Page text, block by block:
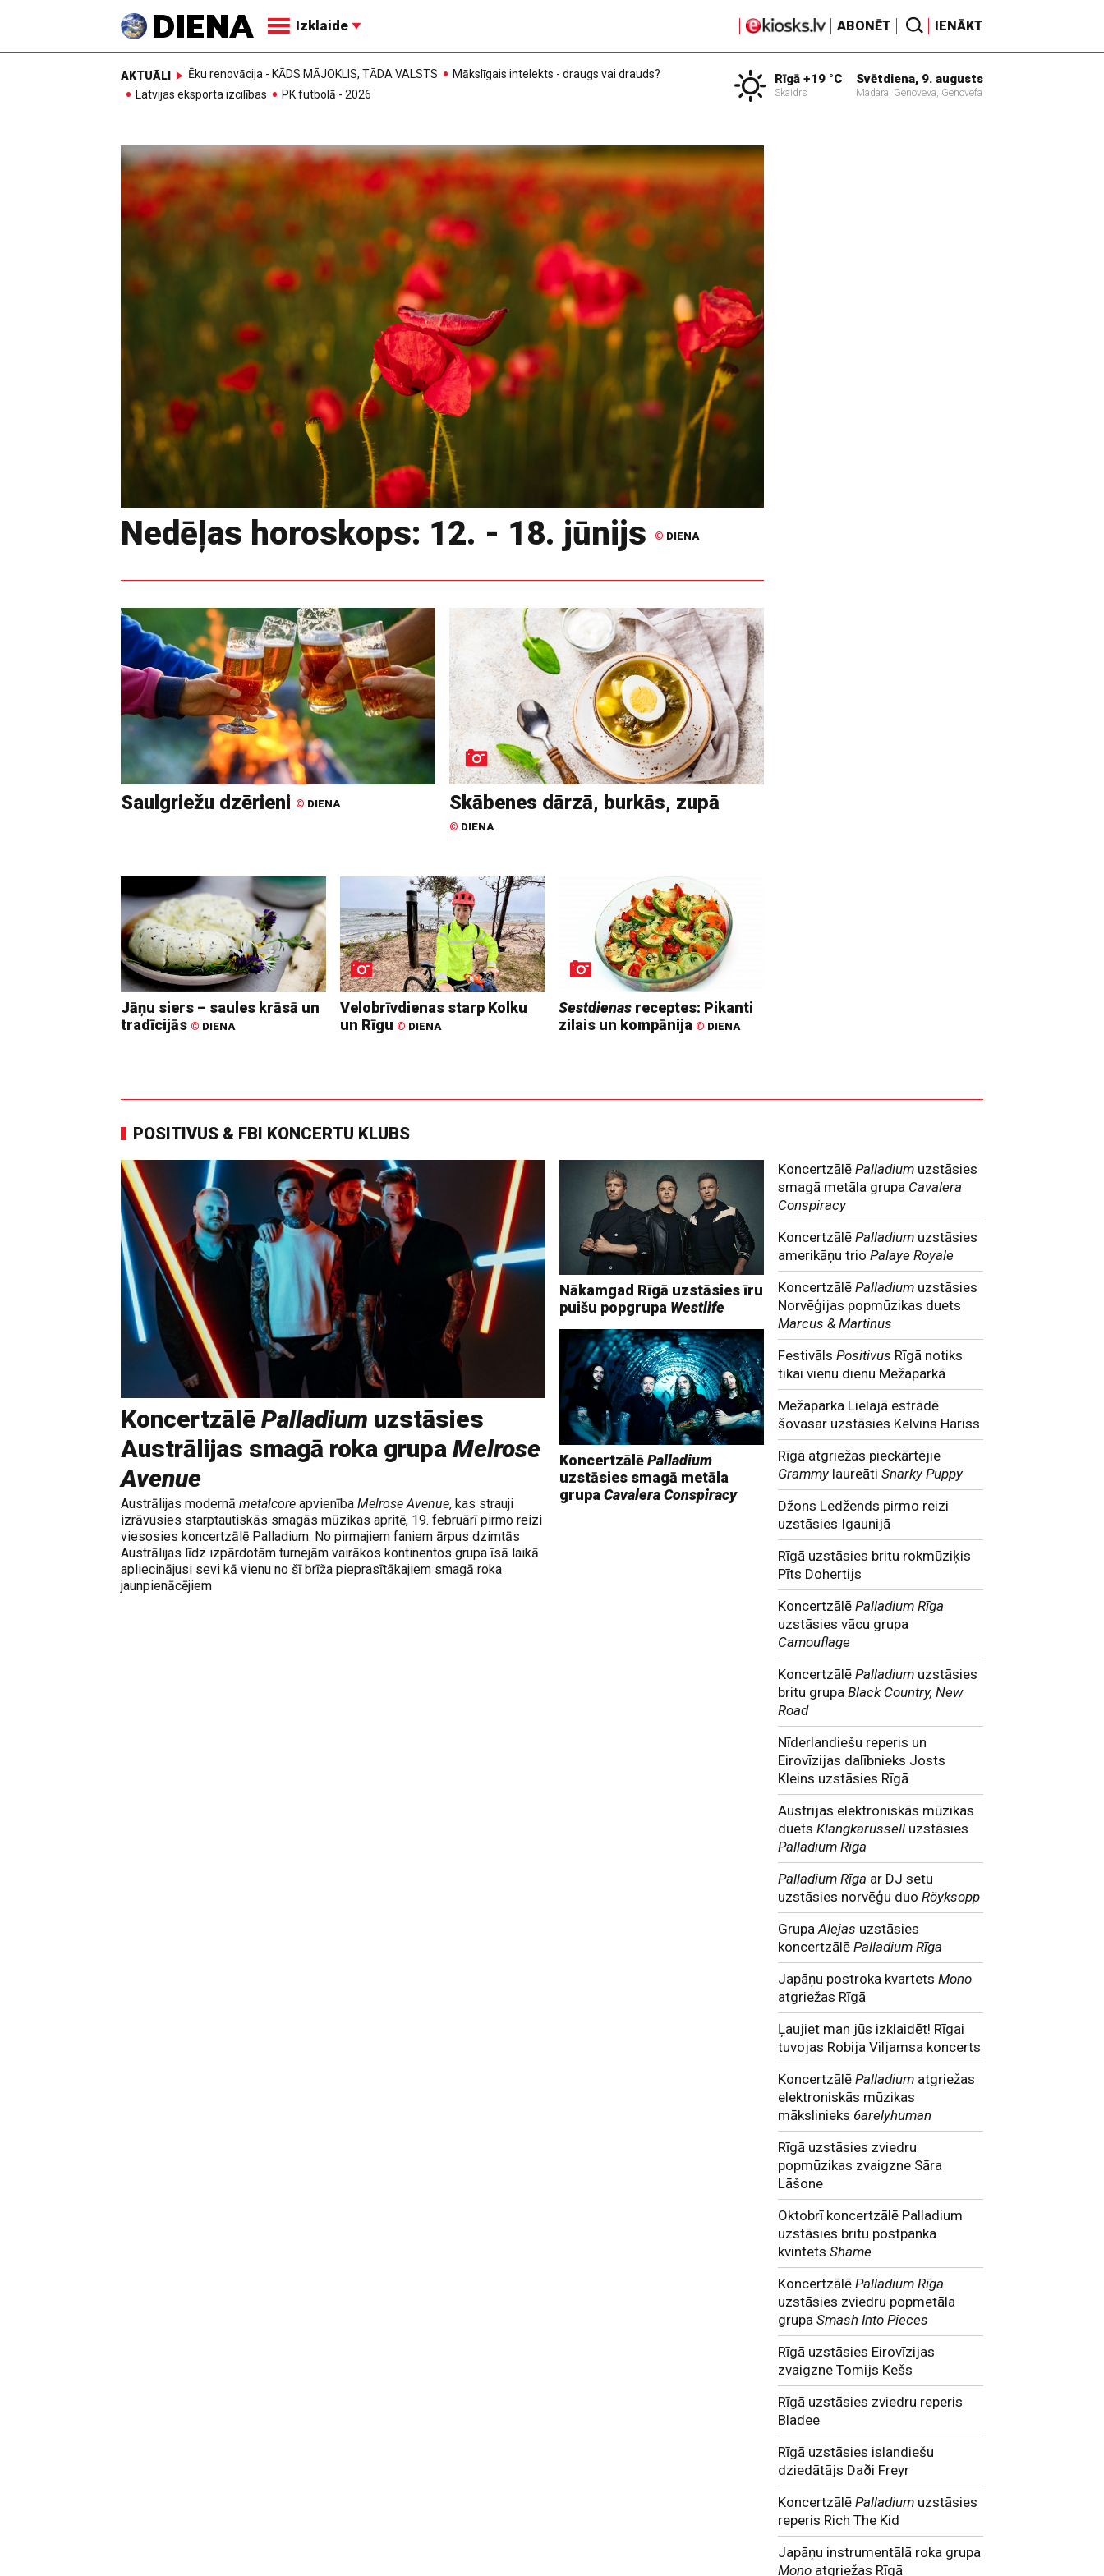
Izklaide ABONĒT IENĀKT
AKTUĀLI Ēku renovācija - KĀDS MĀJOKLIS, TĀDA VALSTS
Mākslīgais intelekts - draugs vai drauds?
Latvijas eksporta izcilības
PK futbolā - 2026
Rīgā +19 °C
Skaidrs
Svētdiena, 9. augusts
Madara, Genoveva, Genovefa
Nedēļas horoskops: 12. - 18. jūnijs © DIENA
Saulgriežu dzērieni © DIENA Skābenes dārzā, burkās, zupā
© DIENA
Jāņu siers – saules krāsā un
tradīcijās © DIENA
Velobrīvdienas starp Kolku
un Rīgu © DIENA
Sestdienas receptes: Pikanti
zilais un kompānija © DIENA
POSITIVUS & FBI KONCERTU KLUBS
Koncertzālē Palladium uzstāsies
Austrālijas smagā roka grupa Melrose
Avenue
Austrālijas modernā metalcore apvienība Melrose Avenue, kas strauji
izrāvusies starptautiskās smagās mūzikas apritē, 19. februārī pirmo reizi
viesosies koncertzālē Palladium. No pirmajiem faniem ārpus dzimtās
Austrālijas līdz izpārdotām turnejām vairākos kontinentos grupa īsā laikā
apliecinājusi sevi kā vienu no šī brīža pieprasītākajiem smagā roka
jaunpienācējiem
Nākamgad Rīgā uzstāsies īru
puišu popgrupa Westlife
KoncertzālēPalladium
uzstāsies smagā metāla
grupa Cavalera Conspiracy
KoncertzālēPalladium uzstāsies
smagā metāla grupa Cavalera
Conspiracy
KoncertzālēPalladium uzstāsies
amerikāņu trioPalaye Royale
KoncertzālēPalladium uzstāsies
Norvēģijas popmūzikas duets
Marcus & Martinus
FestivālsPositivus Rīgā notiks
tikai vienu dienu Mežaparkā
Mežaparka Lielajā estrādē
šovasar uzstāsies Kelvins Hariss
Rīgā atgriežas pieckārtējie
Grammy laureātiSnarky Puppy
Džons Ledžends pirmo reizi
uzstāsies Igaunijā
Rīgā uzstāsies britu rokmūziķis
Pīts Dohertijs
KoncertzālēPalladium Rīga
uzstāsies vācu grupa
Camouflage
KoncertzālēPalladium uzstāsies
britu grupaBlack Country, New
Road
Nīderlandiešu reperis un
Eirovīzijas dalībnieks Josts
Kleins uzstāsies Rīgā
Austrijas elektroniskās mūzikas
duetsKlangkarussell uzstāsies
Palladium Rīga
Palladium Rīga ar DJ setu
uzstāsies norvēģu duoRöyksopp
GrupaAlejas uzstāsies
koncertzālēPalladium Rīga
Japāņu postroka kvartetsMono
atgriežas Rīgā
Ļaujiet man jūs izklaidēt! Rīgai
tuvojas Robija Viljamsa koncerts
KoncertzālēPalladium atgriežas
elektroniskās mūzikas
mākslinieks 6arelyhuman
Rīgā uzstāsies zviedru
popmūzikas zvaigzne Sāra
Lāšone
Oktobrī koncertzālē Palladium
uzstāsies britu postpanka
kvintetsShame
KoncertzālēPalladium Rīga
uzstāsies zviedru popmetāla
grupaSmash Into Pieces
Rīgā uzstāsies Eirovīzijas
zvaigzne Tomijs Kešs
Rīgā uzstāsies zviedru reperis
Bladee
Rīgā uzstāsies islandiešu
dziedātājs Daði Freyr
KoncertzālēPalladium uzstāsies
reperis Rich The Kid
Japāņu instrumentālā roka grupa
Mono atgriežas Rīgā